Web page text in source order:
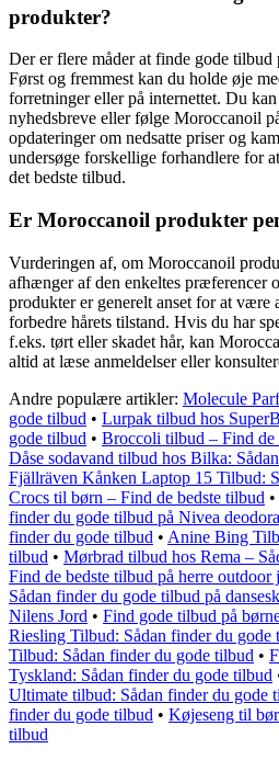
produkter?
Der er flere måder at finde gode
Først og fremmest kan du holde øje
forretninger eller på internettet. Du
nyhedsbreve eller følge Moroccanoil
opdateringer om nedsatte priser og
undersøge forskellige forhandlere for
det bedste tilbud.
Er Moroccanoil produkter
Vurderingen af, om Moroccanoil
afhænger af den enkeltes præferencer
produkter er generelt anset for at
forbedre hårets tilstand. Hvis du har
f.eks. tørt eller skadet hår, kan
altid at læse anmeldelser eller
Andre populære artikler: Molecule
gode tilbud • Lurpak tilbud hos
gode tilbud • Broccoli tilbud – Find de
Dåse sodavand tilbud hos Bilka:
Fjällräven Kånken Laptop 15 Tilbud:
Crocs til børn – Find de bedste tilbud •
finder du gode tilbud på Nivea
finder du gode tilbud • Anine Bing
tilbud • Mørbrad tilbud hos Rema –
Find de bedste tilbud på herre outdoor
Sådan finder du gode tilbud på
Nilens Jord • Find gode tilbud på
Riesling Tilbud: Sådan finder du gode
Tilbud: Sådan finder du gode tilbud •
Tyskland: Sådan finder du gode tilbud
Ultimate tilbud: Sådan finder du gode
finder du gode tilbud • Køjeseng til
tilbud